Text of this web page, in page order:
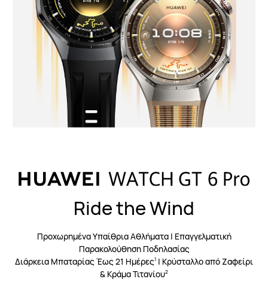
Ride the Wind
Προχωρημένα Υπαίθρια Αθλήματα | Επαγγελματική
Παρακολούθηση Ποδηλασίας
Διάρκεια Μπαταρίας Έως 21 Ημέρες1 | Κρύσταλλο από Ζαφείρι
& Κράμα Τιτανίου2